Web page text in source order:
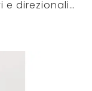
Vuoi progettare uffici operativi e direzionali? Eccoti diverse proposte di sedie ospiti e attesa in tessuto, come il modello Sedia Attesa Sneek ...